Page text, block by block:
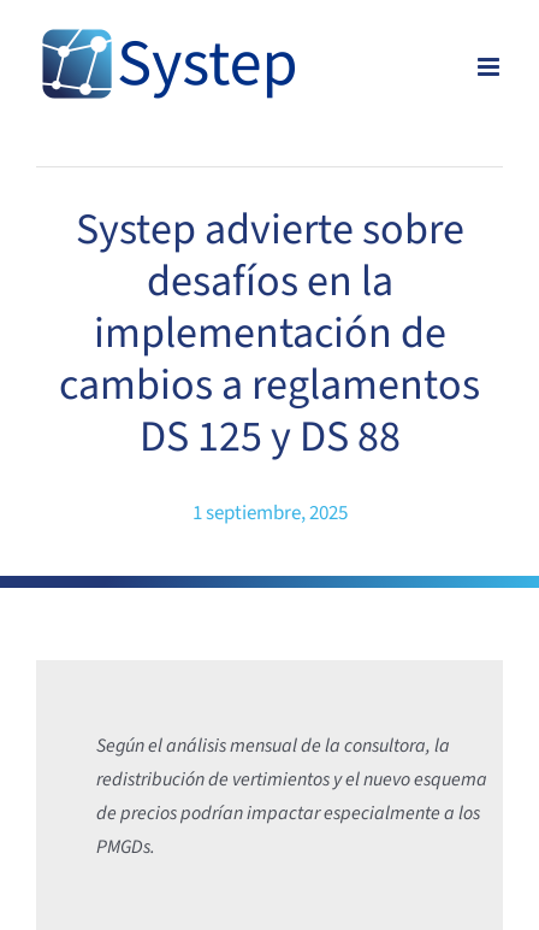
content
Systep advierte sobre
desafíos en la
implementación de
cambios a reglamentos
DS 125 y DS 88
1 septiembre, 2025
Según el análisis mensual de la consultora, la
redistribución de vertimientos y el nuevo esquema
de precios podrían impactar especialmente a los
PMGDs.